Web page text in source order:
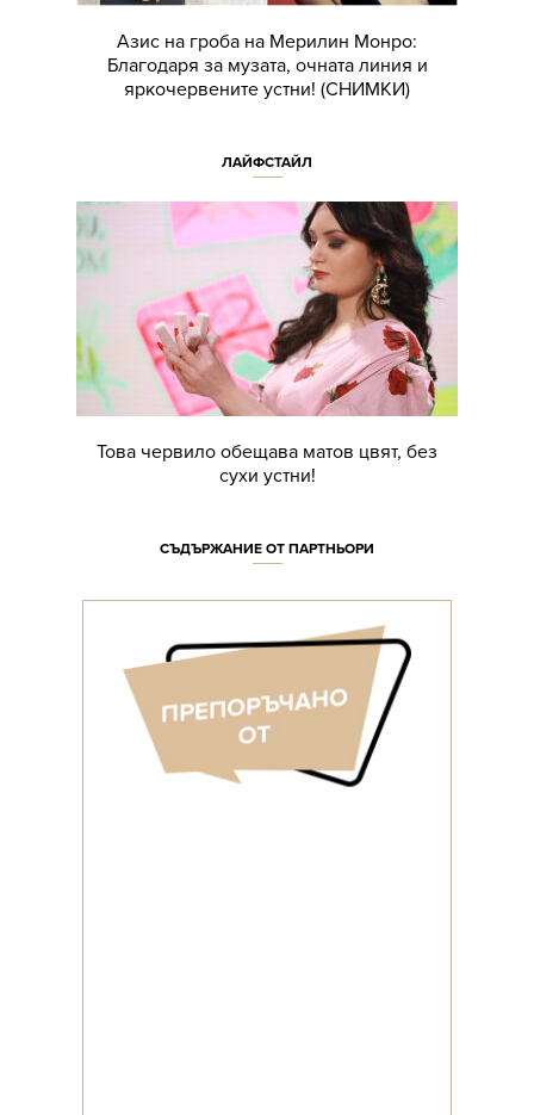
Азис на гроба на Мерилин Монро:
Благодаря за музата, очната линия и
яркочервените устни! (СНИМКИ)
ЛАЙФСТАЙЛ
Това червило обещава матов цвят, без
сухи устни!
СЪДЪРЖАНИЕ ОТ ПАРТНЬОРИ